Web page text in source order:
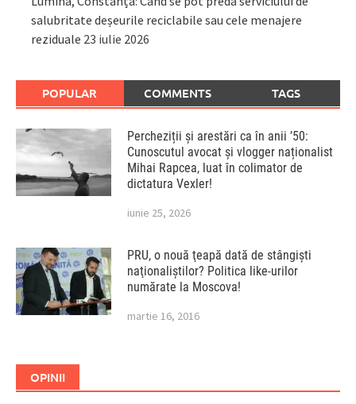
salubritate deșeurile reciclabile sau cele menajere
reziduale 23 iulie 2026
POPULAR COMMENTS TAGS
Percheziții și arestări ca în anii ’50:
Cunoscutul avocat și vlogger naționalist
Mihai Rapcea, luat în colimator de
dictatura Vexler!
iunie 25, 2026
PRU, o nouă ţeapă dată de stângişti
naţionaliştilor? Politica like-urilor
numărate la Moscova!
martie 16, 2016
OPINII